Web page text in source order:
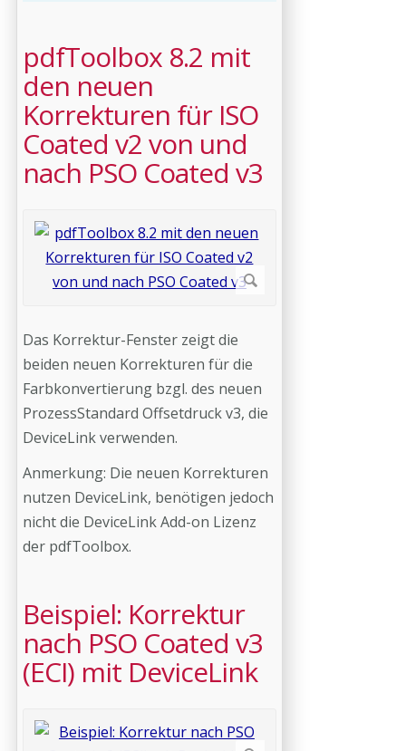
pdfToolbox 8.2 mit
den neuen
Korrekturen für ISO
Coated v2 von und
nach PSO Coated v3
Das Korrektur-Fenster zeigt die
beiden neuen Korrekturen für die
Farbkonvertierung bzgl. des neuen
ProzessStandard Offsetdruck v3, die
DeviceLink verwenden.
Anmerkung: Die neuen Korrekturen
nutzen DeviceLink, benötigen jedoch
nicht die DeviceLink Add-on Lizenz
der pdfToolbox.
Beispiel: Korrektur
nach PSO Coated v3
(ECI) mit DeviceLink